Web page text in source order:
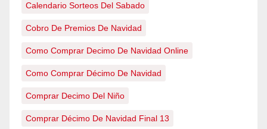
Calendario Sorteos Del Sabado
Cobro De Premios De Navidad
Como Comprar Decimo De Navidad Online
Como Comprar Décimo De Navidad
Comprar Decimo Del Niño
Comprar Décimo De Navidad Final 13